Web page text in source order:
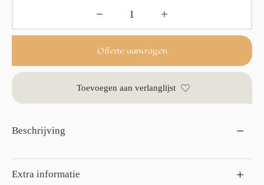
Offerte aanvragen
Toevoegen aan verlanglijst
Beschrijving
Extra informatie